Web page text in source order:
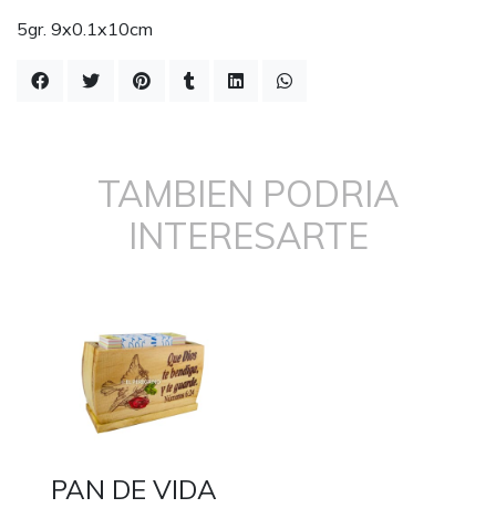
5gr. 9x0.1x10cm
TAMBIEN PODRIA
INTERESARTE
PAN DE VIDA